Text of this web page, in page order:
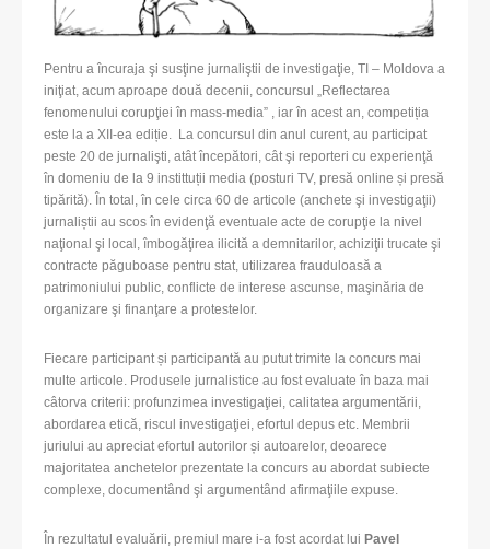
Pentru a încuraja şi susţine jurnaliştii de investigaţie, TI – Moldova a
iniţiat, acum aproape două decenii, concursul „Reflectarea
fenomenului corupţiei în mass-media” , iar în acest an, competiția
este la a XII-ea ediție. La concursul din anul curent, au participat
peste 20 de jurnalişti, atât începători, cât şi reporteri cu experienţă
în domeniu de la 9 instittuții media (posturi TV, presă online și presă
tipărită). În total, în cele circa 60 de articole (anchete şi investigaţii)
jurnaliștii au scos în evidenţă eventuale acte de corupţie la nivel
naţional şi local, îmbogăţirea ilicită a demnitarilor, achiziţii trucate şi
contracte păguboase pentru stat, utilizarea frauduloasă a
patrimoniului public, conflicte de interese ascunse, maşinăria de
organizare şi finanţare a protestelor.
Fiecare participant și participantă au putut trimite la concurs mai
multe articole. Produsele jurnalistice au fost evaluate în baza mai
câtorva criterii: profunzimea investigaţiei, calitatea argumentării,
abordarea etică, riscul investigaţiei, efortul depus etc. Membrii
juriului au apreciat efortul autorilor și autoarelor, deoarece
majoritatea anchetelor prezentate la concurs au abordat subiecte
complexe, documentând şi argumentând afirmaţiile expuse.
În rezultatul evaluării, premiul mare i-a fost acordat lui Pavel